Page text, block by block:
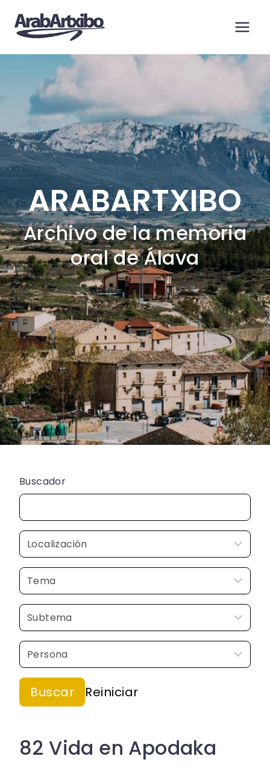
contenido
ARABARTXIBO
Archivo de la memoria
oral de Álava
Buscador
82 Vida en Apodaka